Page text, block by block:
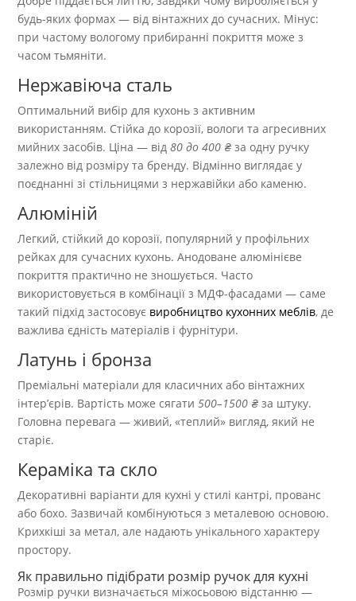
будь-яких формах — від вінтажних до сучасних. Мінус:
при частому вологому прибиранні покриття може з
часом тьмяніти.
Нержавіюча сталь
Оптимальний вибір для кухонь з активним
використанням. Стійка до корозії, вологи та агресивних
мийних засобів. Ціна — від80 до 400 ₴ за одну ручку
залежно від розміру та бренду. Відмінно виглядає у
поєднанні зі стільницями з нержавійки або каменю.
Алюміній
Легкий, стійкий до корозії, популярний у профільних
рейках для сучасних кухонь. Анодоване алюмінієве
покриття практично не зношується. Часто
використовується в комбінації з МДФ-фасадами — саме
такий підхід застосовує виробництво кухонних меблів, де
важлива єдність матеріалів і фурнітури.
Латунь і бронза
Преміальні матеріали для класичних або вінтажних
інтер’єрів. Вартість може сягати500–1500 ₴ за штуку.
Головна перевага — живий, «теплий» вигляд, який не
старіє.
Кераміка та скло
Декоративні варіанти для кухні у стилі кантрі, прованс
або бохо. Зазвичай комбінуються з металевою основою.
Крихкіші за метал, але надають унікального характеру
простору.
Як правильно підібрати розмір ручок для кухні
Розмір ручки визначається міжосьовою відстанню —